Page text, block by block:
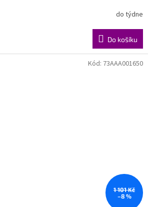
do týdne
Do košíku
1 101 Kč
–8 %
Kód: 73AAA001650